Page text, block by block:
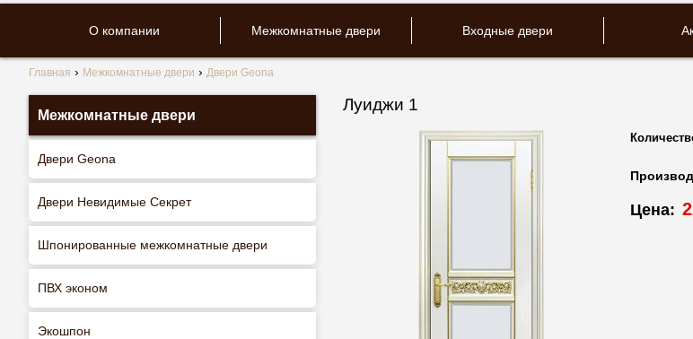
О компании Межкомнатные двери Входные двери
Главная Межкомнатные двери Двери Geona
Межкомнатные двери
Двери Geona
Двери Невидимые Секрет
Шпонированные межкомнатные двери
ПВХ эконом
Экошпон
Луиджи 1
Цена: